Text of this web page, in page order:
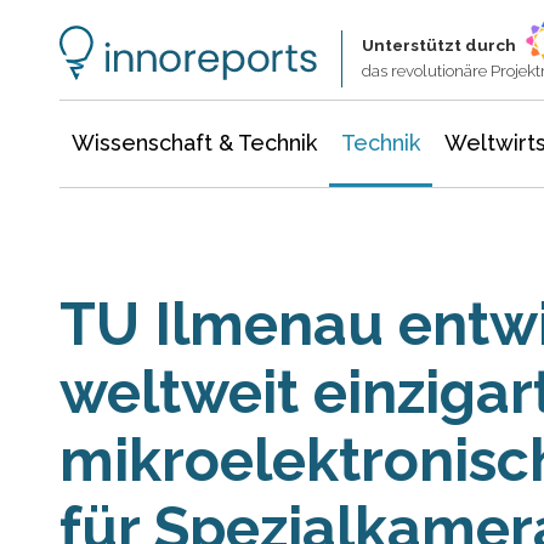
Unterstützt durch
das revolutionäre
Wissenschaft & Technik Technik
TU Ilmenau
weltweit
für